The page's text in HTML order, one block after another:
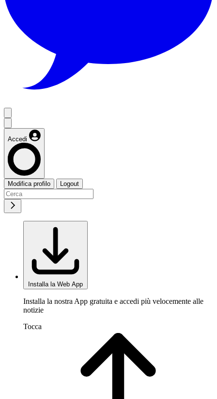
Accedi
Modifica profilo Logout
Installa la Web App
Installa la nostra App gratuita e accedi più velocemente alle
notizie
Tocca